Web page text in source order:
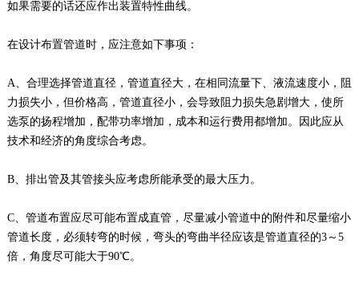
如果需要的话还应作出装置特性曲线。
在设计布置管道时，应注意如下事项：
A、合理选择管道直径，管道直径大，在相同流量下、液流速度小，阻
力损失小，但价格高，管道直径小，会导致阻力损失急剧增大，使所
选泵的扬程增加，配带功率增加，成本和运行费用都增加。因此应从
技术和经济的角度综合考虑。
B、排出管及其管接头应考虑所能承受的最大压力。
C、管道布置应尽可能布置成直管，尽量减小管道中的附件和尽量缩小
管道长度，必须转弯的时候，弯头的弯曲半径应该是管道直径的3～5
倍，角度尽可能大于90℃。